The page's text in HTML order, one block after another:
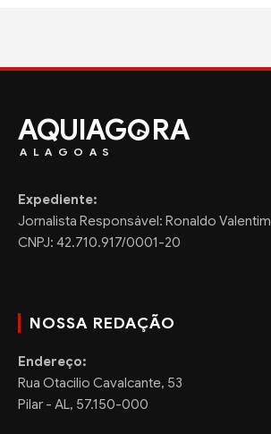
AQUIAG RA
ALAGOAS
Expediente:
Jornalista Responsável: Ronaldo Valentim
CNPJ: 42.710.917/0001-20
NOSSA REDAÇÃO
Endereço:
Rua Otacilio Cavalcante, 53
Pilar - AL, 57.150-000